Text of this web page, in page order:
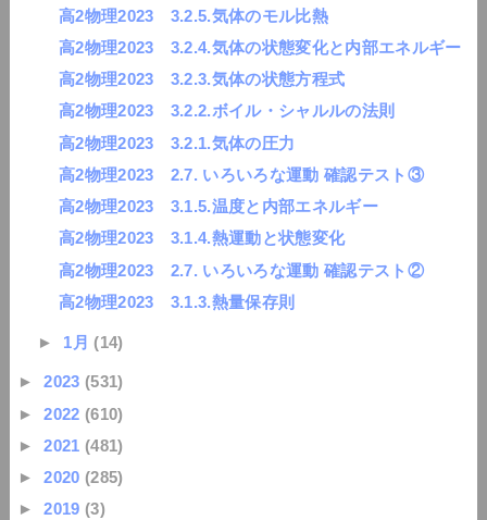
高2物理2023 3.2.5.気体のモル比熱
高2物理2023 3.2.4.気体の状態変化と内部エネルギー
高2物理2023 3.2.3.気体の状態方程式
高2物理2023 3.2.2.ボイル・シャルルの法則
高2物理2023 3.2.1.気体の圧力
高2物理2023 2.7. いろいろな運動 確認テスト③
高2物理2023 3.1.5.温度と内部エネルギー
高2物理2023 3.1.4.熱運動と状態変化
高2物理2023 2.7. いろいろな運動 確認テスト②
高2物理2023 3.1.3.熱量保存則
► 1月 (14)
►2023 (531)
►2022 (610)
►2021 (481)
►2020 (285)
►2019 (3)